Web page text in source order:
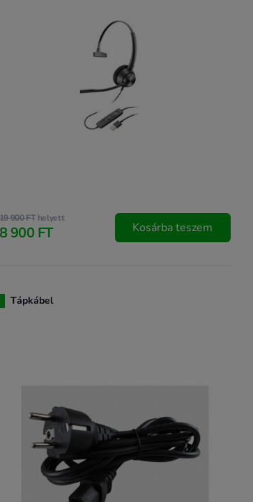
900 FThelyett
8 900 FT Kosárba teszem
Tápkábel